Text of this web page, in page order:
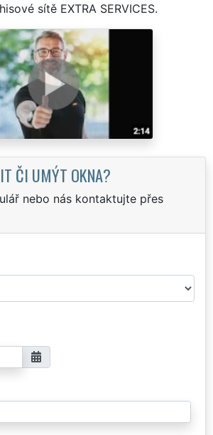
sítě EXTRA SERVICES.
ČI UMÝT OKNA?
nebo nás kontaktujte přes